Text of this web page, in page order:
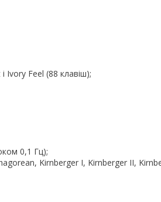
Ivory Feel (88 клавіш);
0,1 Гц);
Kirnberger I, Kirnberger II,